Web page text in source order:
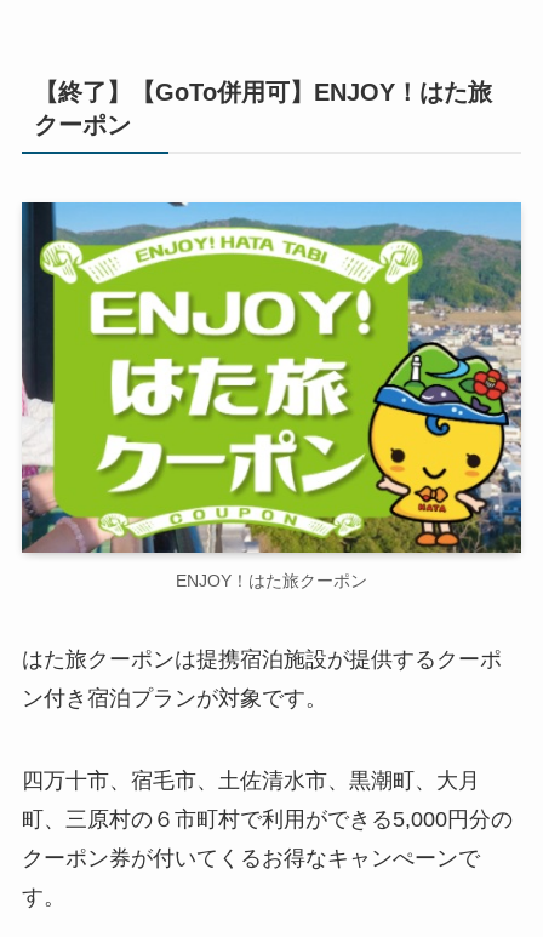
【終了】【GoTo併用可】ENJOY！はた旅
クーポン
ENJOY！はた旅クーポン
はた旅クーポンは提携宿泊施設が提供するクーポ
ン付き宿泊プランが対象です。
四万十市、宿毛市、土佐清水市、黒潮町、大月
町、三原村の６市町村で利用ができる5,000円分の
クーポン券が付いてくるお得なキャンぺーンで
す。